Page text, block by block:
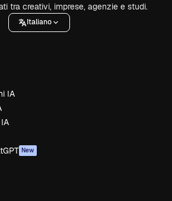
tra creativi, imprese, agenzie e studi.
Italiano
IA
New